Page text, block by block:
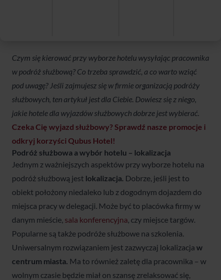
Czym się kierować przy wyborze hotelu wysyłając pracownika
w podróż służbową? Co trzeba sprawdzić, a co warto wziąć
pod uwagę? Jeśli zajmujesz się w firmie organizacją podróży
służbowych, ten artykuł jest dla Ciebie. Dowiesz się z niego,
jakie hotele dla wyjazdów służbowych dobrze jest wybierać.
Czeka Cię wyjazd służbowy? Sprawdź nasze promocje i
odkryj korzyści Qubus Hotel!
Podróż służbowa a wybór hotelu – lokalizacja
Jednym z ważniejszych aspektów przy wyborze hotelu na
podróż służbową jest lokalizacja. Dobrze, jeśli jest to
obiekt położony niedaleko lub z dogodnym dojazdem do
miejsca pracy w delegacji. Może być to placówka firmy w
danym mieście, sala konferencyjna, czy miejsce targów.
Popularne są także podróże służbowe na szkolenia.
Uniwersalnym rozwiązaniem jest zazwyczaj lokalizacja w
centrum miasta. Ma to również zaletę dla pracownika – w
wolnym czasie będzie miał on szansę zrelaksować się,